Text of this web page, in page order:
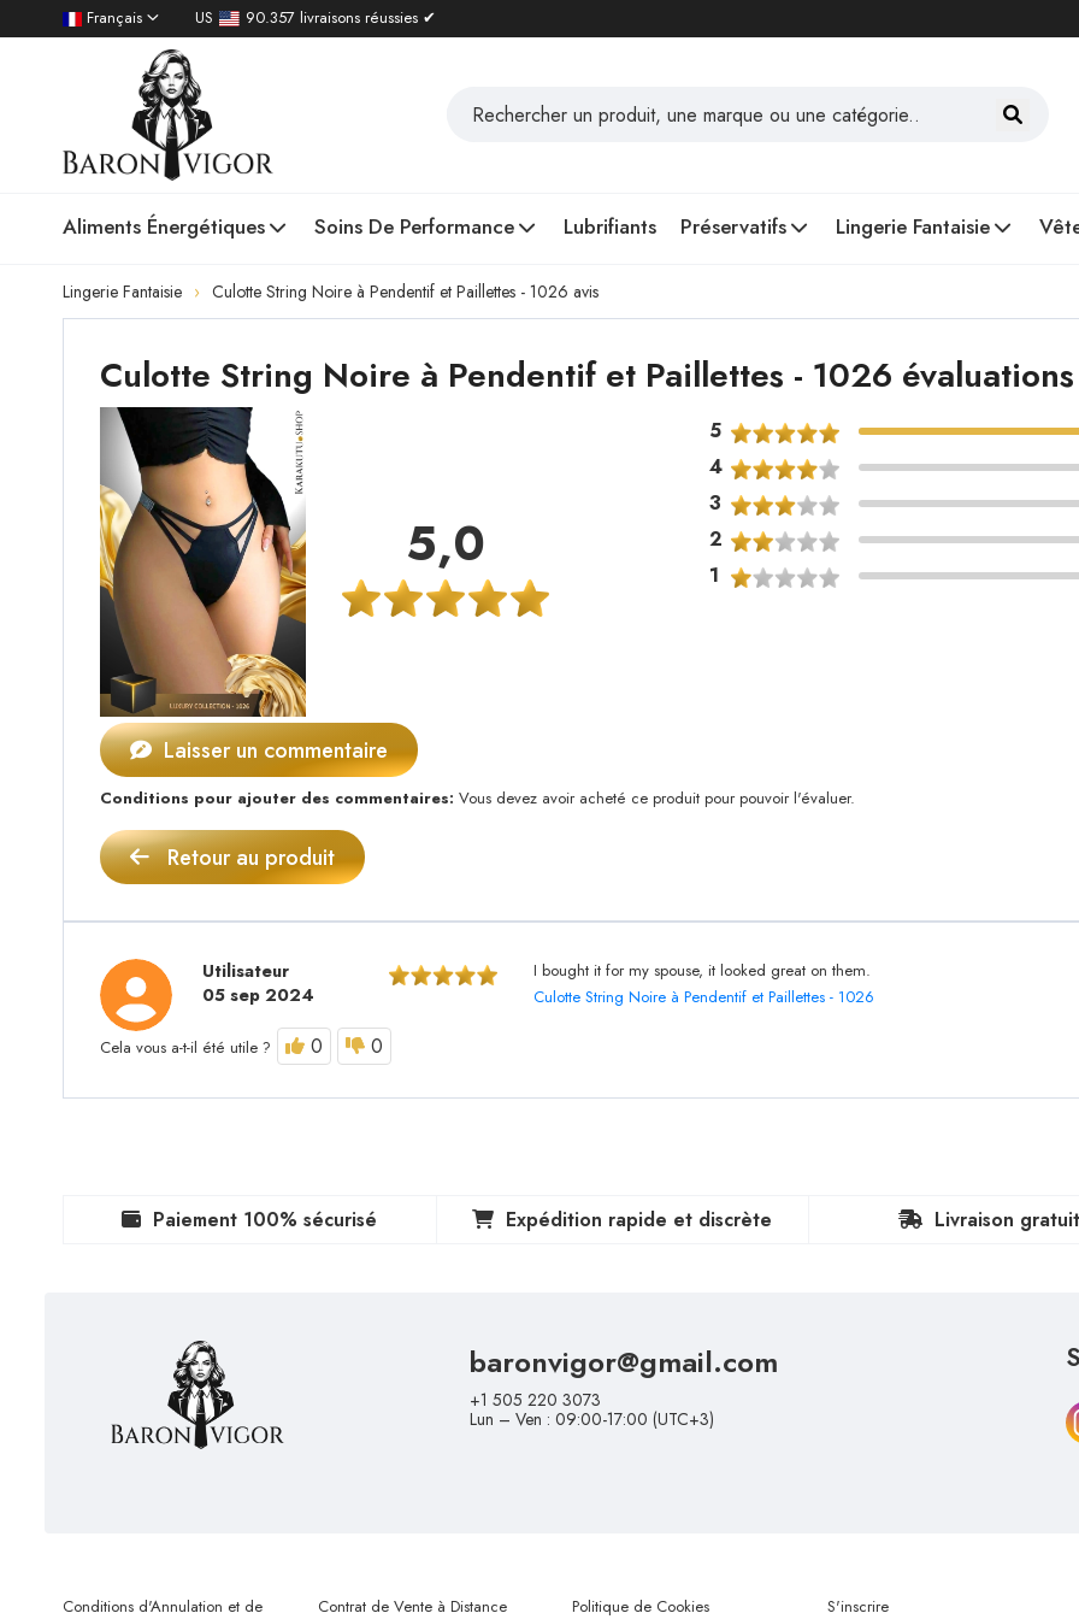
Français US 90.357 livraisons réussies ✔
Aliments Énergétiques Soins De Performance Lubrifiants Préservatifs Lingerie Fantaisie
Lingerie Fantaisie Culotte String Noire à Pendentif et Paillettes - 1026 avis
Culotte String Noire à Pendentif et Paillettes - 1026
5,0
5
4
3
2
1
Laisser un commentaire
Conditions pour ajouter des commentaires: Vous devez avoir acheté ce produit pour pouvoir l'évaluer.
Retour au produit
Utilisateur
05 sep 2024
I bought it for my spouse, it looked great on them.
Culotte String Noire à Pendentif et Paillettes - 1026
Cela vous a-t-il été utile ? 0 0
Paiement 100% sécurisé Expédition rapide et discrète Livraison
baronvigor@gmail.com
+1 505 220 3073
Lun – Ven : 09:00-17:00 (UTC+3)
Conditions d'Annulation et de
Contrat de Vente à Distance Politique de Cookies S'inscrire